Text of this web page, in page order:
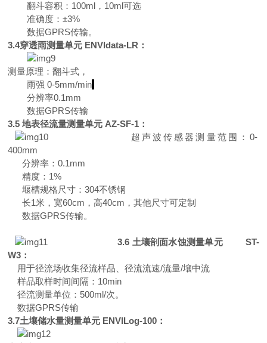
翻斗容积 ： 100ml ， 10ml可选
准确度：±3%
数据GPRS传输。
3.4穿透雨测量单元 ENVIdata-LR ：
测量原理：翻斗式，
雨强 0-5mm/min
分辨率0.1mm
数据GPRS传输
3.5 地表径流量测量单元 AZ-SF-1 ：
超声波传感器测量范围 ： 0-
400mm
分辨率 ：0.1mm
精度 ： 1%
堰槽规格尺寸 ：304不锈钢
长1米， 宽60cm ，高40cm ，其他尺寸可定制
数据GPRS传输。
3.6 土壤剖面水蚀测量单元
ST-
W3 ：
用于径流场收集径流样品、径流流速/流量/壤中流
样品取样时间间隔 ： 10min
径流测量单位 ： 500ml/次。
数据GPRS传输
3.7土壤储水量测量单元 ENVILog-100 ：